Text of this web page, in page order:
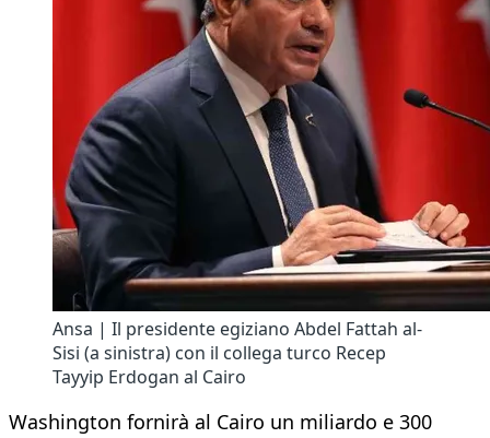
Ansa | Il presidente egiziano Abdel Fattah al-
Sisi (a sinistra) con il collega turco Recep
Tayyip Erdogan al Cairo
Washington fornirà al Cairo un miliardo e 300